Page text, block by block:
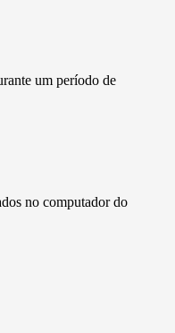
um período de
no computador do